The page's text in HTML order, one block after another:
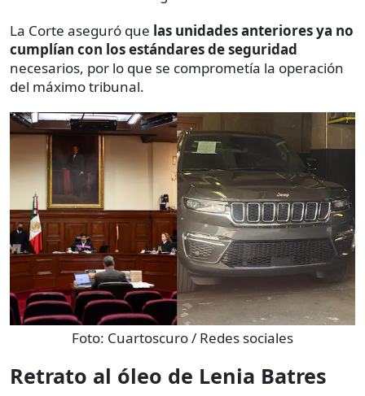
La Corte aseguró que las unidades anteriores ya no
cumplían con los estándares de seguridad
necesarios, por lo que se comprometía la operación
del máximo tribunal.
Foto: Cuartoscuro / Redes sociales
Retrato al óleo de Lenia Batres